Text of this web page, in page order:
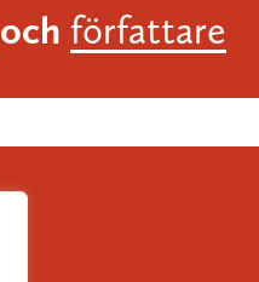
och författare